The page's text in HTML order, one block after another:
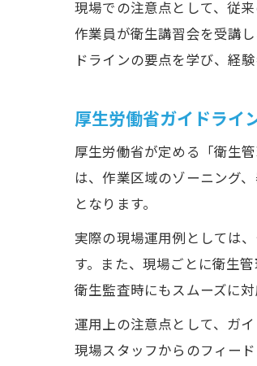
現場での注意点として、従
作業員が衛生講習会を受講
ドラインの要点を学び、経
厚生労働省ガイドライ
厚生労働省が定める「衛生
は、作業区域のゾーニング
となります。
実際の現場運用例としては
す。また、現場ごとに衛生
衛生監査時にもスムーズに
運用上の注意点として、ガ
現場スタッフからのフィー